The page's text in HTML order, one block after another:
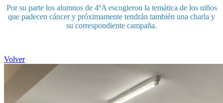
Por su parte los alumnos de 4ºA escogieron la temática de los niños
que padecen cáncer y próximamente tendrán también una charla y
su correspondiente campaña.
Volver